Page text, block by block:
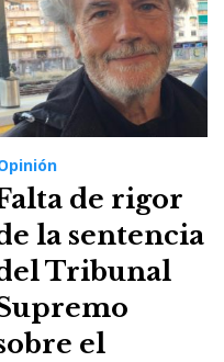
de rigor
la sentencia
Tribunal
el